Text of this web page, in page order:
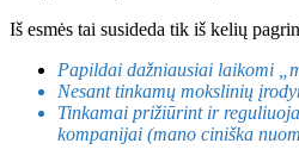
Iš esmės tai susideda tik iš kelių
Papildai dažniausiai laikomi
Nesant tinkamų mokslinių
Tinkamai prižiūrint ir
kompanijai (mano ciniška